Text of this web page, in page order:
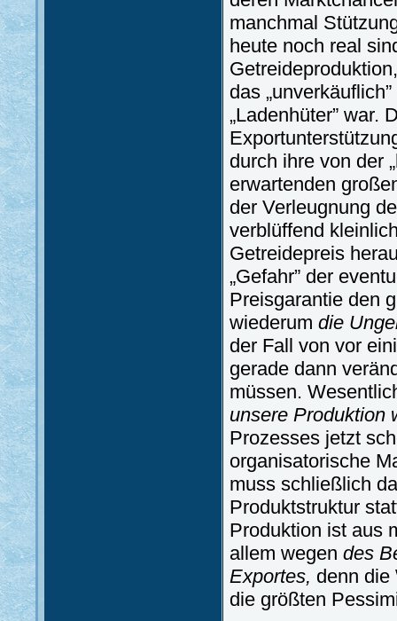
manchmal
heute noch real
das
„Ladenhüter” war.
durch ihre von der
erwartenden
der Verleugnung
verblüffend
Getreidepreis
„Gefahr” der
Preisgarantie den
wiederum die
der Fall von vor
gerade dann
müssen.
unsere Produktion
Prozesses jetzt
organisatorische
muss schließlich
Produktstruktur
Produktion ist aus
allem wegen des
Exportes, denn die
die größten